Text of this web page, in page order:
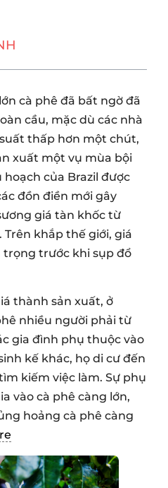
cà phê đã bất ngờ đã
cầu, mặc dù các nhà
thấp hơn một chút,
xuất một vụ mùa bội
hoạch của Brazil được
đồn điền mới gây
giá tàn khốc từ
khắp thế giới, giá
trước khi sụp đổ
thành sản xuất, ở
nhiều người phải từ
gia đình phụ thuộc vào
kế khác, họ di cư đến
kiếm việc làm. Sự phụ
vào cà phê càng lớn,
hoảng cà phê càng